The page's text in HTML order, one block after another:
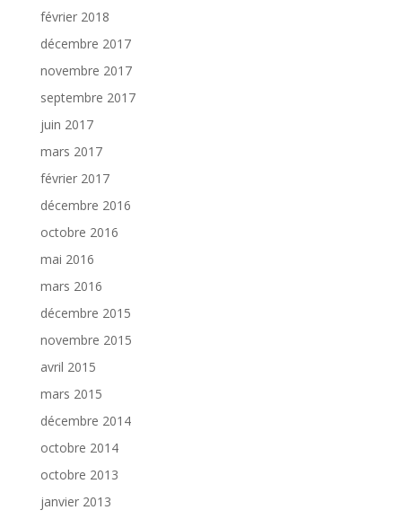
février 2018
décembre 2017
novembre 2017
septembre 2017
juin 2017
mars 2017
février 2017
décembre 2016
octobre 2016
mai 2016
mars 2016
décembre 2015
novembre 2015
avril 2015
mars 2015
décembre 2014
octobre 2014
octobre 2013
janvier 2013